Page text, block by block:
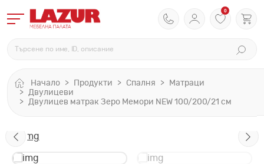
0
Начало Продукти Спалня
Матраци
Двулицеви
Двулицев матрак Зеро Мемори NEW 100/200/21 см